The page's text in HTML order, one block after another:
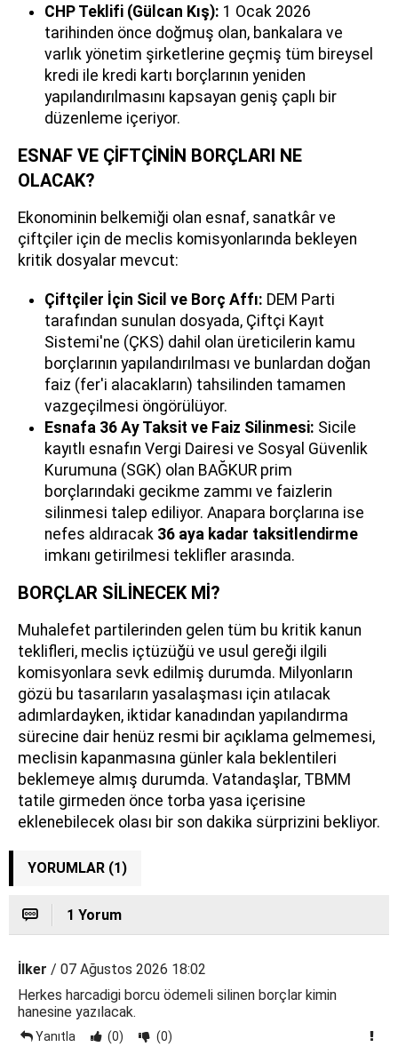
CHP Teklifi (Gülcan Kış): 1 Ocak 2026
tarihinden önce doğmuş olan, bankalara ve
varlık yönetim şirketlerine geçmiş tüm bireysel
kredi ile kredi kartı borçlarının yeniden
yapılandırılmasını kapsayan geniş çaplı bir
düzenleme içeriyor.
ESNAF VE ÇİFTÇİNİN BORÇLARI NE
OLACAK?
Ekonominin belkemiği olan esnaf, sanatkâr ve
çiftçiler için de meclis komisyonlarında bekleyen
kritik dosyalar mevcut:
Çiftçiler İçin Sicil ve Borç Affı: DEM Parti
tarafından sunulan dosyada, Çiftçi Kayıt
Sistemi'ne (ÇKS) dahil olan üreticilerin kamu
borçlarının yapılandırılması ve bunlardan doğan
faiz (fer'i alacakların) tahsilinden tamamen
vazgeçilmesi öngörülüyor.
Esnafa 36 Ay Taksit ve Faiz Silinmesi: Sicile
kayıtlı esnafın Vergi Dairesi ve Sosyal Güvenlik
Kurumuna (SGK) olan BAĞKUR prim
borçlarındaki gecikme zammı ve faizlerin
silinmesi talep ediliyor. Anapara borçlarına ise
nefes aldıracak 36 aya kadar taksitlendirme
imkanı getirilmesi teklifler arasında.
BORÇLAR SİLİNECEK Mİ?
Muhalefet partilerinden gelen tüm bu kritik kanun
teklifleri, meclis içtüzüğü ve usul gereği ilgili
komisyonlara sevk edilmiş durumda. Milyonların
gözü bu tasarıların yasalaşması için atılacak
adımlardayken, iktidar kanadından yapılandırma
sürecine dair henüz resmi bir açıklama gelmemesi,
meclisin kapanmasına günler kala beklentileri
beklemeye almış durumda. Vatandaşlar, TBMM
tatile girmeden önce torba yasa içerisine
eklenebilecek olası bir son dakika sürprizini bekliyor.
YORUMLAR (1)
1 Yorum
İlker / 07 Ağustos 2026 18:02
Herkes harcadigi borcu ödemeli silinen borçlar kimin
hanesine yazılacak.
Yanıtla (0) (0)